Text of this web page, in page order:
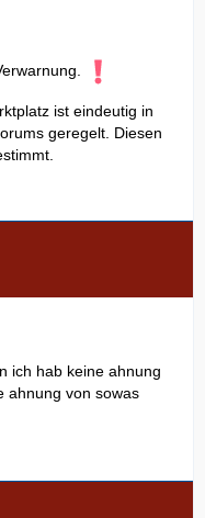
ist eindeutig in
geregelt. Diesen
ich hab keine ahnung
ahnung von sowas